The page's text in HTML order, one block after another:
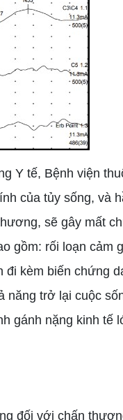
Y tế, Bệnh viện
của tủy sống, và
sẽ gây mất
gồm: rối loạn cảm
kèm biến chứng
năng trở lại cuộc
gánh nặng kinh tế
đối với chấn